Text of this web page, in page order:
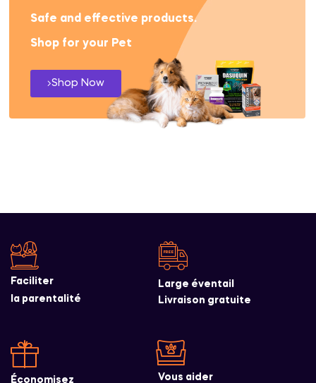
Safe and effective products.
Shop for your Pet
Shop Now
Faciliter
la parentalité
Large éventail
Livraison gratuite
Économisez Vous aider